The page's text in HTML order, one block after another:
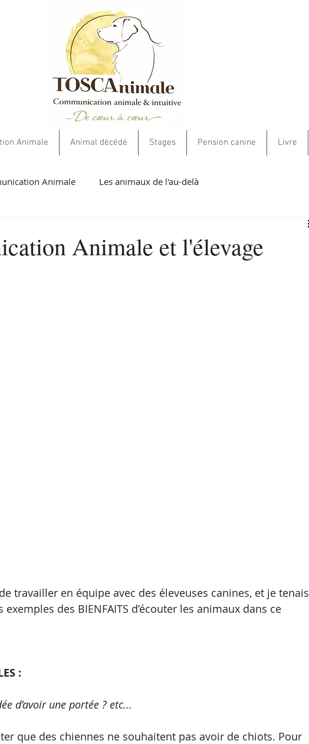
Animale Animal décédé Stages Pension canine Livre
Animale Les animaux de l'au-delà
Animale et l'élevage
travailler en équipe avec des éleveuses canines, et je tenais
des BIENFAITS d’écouter les animaux dans ce
:
d’avoir une portée ? etc...
que des chiennes ne souhaitent pas avoir de chiots. Pour